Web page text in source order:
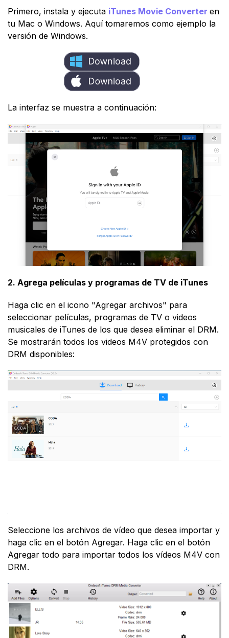
Primero, instala y ejecuta iTunes Movie Converter en
tu Mac o Windows. Aquí tomaremos como ejemplo la
versión de Windows.
La interfaz se muestra a continuación:
2. Agrega películas y programas de TV de iTunes
Haga clic en el icono "Agregar archivos" para
seleccionar películas, programas de TV o videos
musicales de iTunes de los que desea eliminar el DRM.
Se mostrarán todos los videos M4V protegidos con
DRM disponibles:
Seleccione los archivos de vídeo que desea importar y
haga clic en el botón Agregar. Haga clic en el botón
Agregar todo para importar todos los vídeos M4V con
DRM.